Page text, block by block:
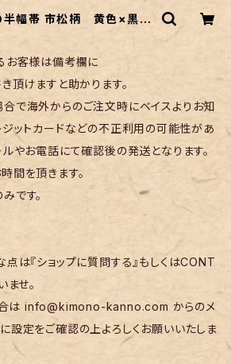
半幅帯 市松柄 黄色×黒色
お客様は備考欄に
頂けますと助かります。
で海外からのご注文時にベイスよりお知
ジットカードなどの不正利用の可能性があ
やお電話にて確認後の発送となります。
間を頂きます。
です。
点は『ショップに質問する』もしくはCONT
せ。
はinfo@kimono-kanno.com からのメ
設定をご確認の上よろしくお願いいたしま